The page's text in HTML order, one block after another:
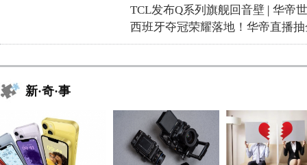
TCL发布Q系列旗舰回音壁 | 华帝
西班牙夺冠荣耀落地！华帝直播
新·奇·事